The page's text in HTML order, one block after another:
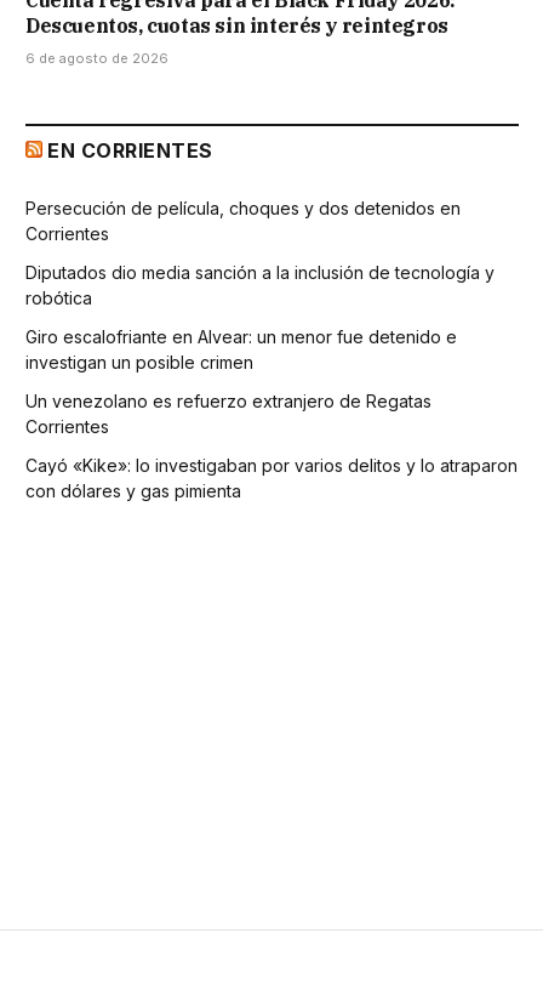
Descuentos, cuotas sin interés y reintegros
6 de agosto de 2026
EN CORRIENTES
Persecución de película, choques y dos detenidos en
Corrientes
Diputados dio media sanción a la inclusión de tecnología y
robótica
Giro escalofriante en Alvear: un menor fue detenido e
investigan un posible crimen
Un venezolano es refuerzo extranjero de Regatas
Corrientes
Cayó «Kike»: lo investigaban por varios delitos y lo atraparon
con dólares y gas pimienta